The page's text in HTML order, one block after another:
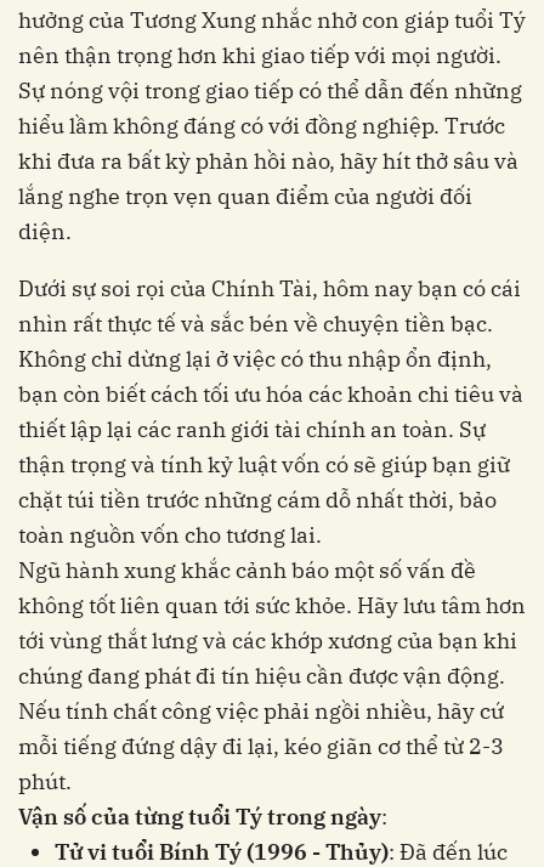
hưởng của Tương Xung nhắc nhở con giáp tuổi Tý
nên thận trọng hơn khi giao tiếp với mọi người.
Sự nóng vội trong giao tiếp có thể dẫn đến những
hiểu lầm không đáng có với đồng nghiệp. Trước
khi đưa ra bất kỳ phản hồi nào, hãy hít thở sâu và
lắng nghe trọn vẹn quan điểm của người đối
diện.
Dưới sự soi rọi của Chính Tài, hôm nay bạn có cái
nhìn rất thực tế và sắc bén về chuyện tiền bạc.
Không chỉ dừng lại ở việc có thu nhập ổn định,
bạn còn biết cách tối ưu hóa các khoản chi tiêu và
thiết lập lại các ranh giới tài chính an toàn. Sự
thận trọng và tính kỷ luật vốn có sẽ giúp bạn giữ
chặt túi tiền trước những cám dỗ nhất thời, bảo
toàn nguồn vốn cho tương lai.
Ngũ hành xung khắc cảnh báo một số vấn đề
không tốt liên quan tới sức khỏe. Hãy lưu tâm hơn
tới vùng thắt lưng và các khớp xương của bạn khi
chúng đang phát đi tín hiệu cần được vận động.
Nếu tính chất công việc phải ngồi nhiều, hãy cứ
mỗi tiếng đứng dậy đi lại, kéo giãn cơ thể từ 2-3
phút.
Vận số của từng tuổi Tý trong ngày:
Tử vi tuổi Bính Tý (1996 - Thủy): Đã đến lúc